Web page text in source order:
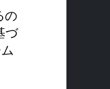
の
づ